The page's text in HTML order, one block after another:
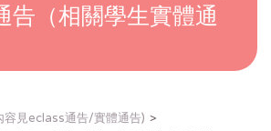
i
告（相關學生實體通
容見eclass通告/實體通告)